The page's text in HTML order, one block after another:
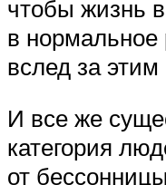
чтобы жизнь
в
вслед за
И все же
категория
от